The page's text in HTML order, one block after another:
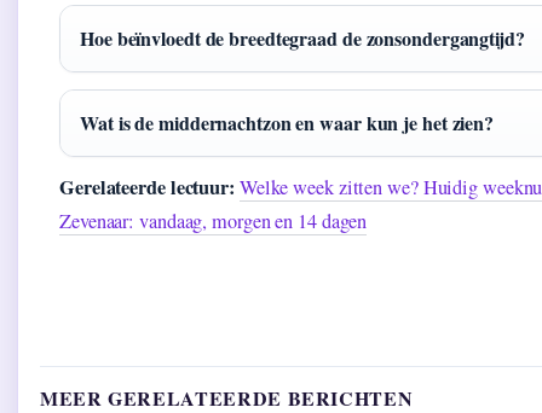
Hoe beïnvloedt de breedtegraad de zonsondergangtijd?
Wat is de middernachtzon en waar kun je het zien?
Gerelateerde lectuur: Welke week zitten we? Huidig
Zevenaar: vandaag, morgen en 14 dagen
MEER GERELATEERDE BERICHTEN